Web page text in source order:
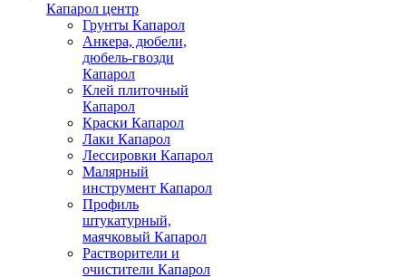
Капарол центр
Грунты Капарол
Анкера, дюбели,
дюбель-гвозди
Капарол
Клей плиточный
Капарол
Краски Капарол
Лаки Капарол
Лессировки Капарол
Малярный
инструмент Капарол
Профиль
штукатурный,
маячковый Капарол
Растворители и
очистители Капарол